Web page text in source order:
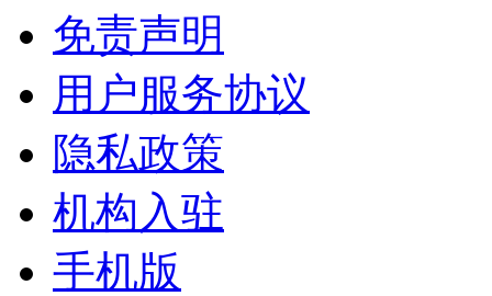
免责声明
用户服务协议
隐私政策
机构入驻
手机版